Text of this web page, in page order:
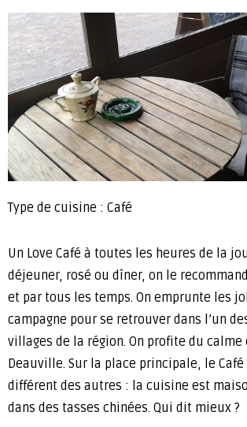
Type de cuisine : Café
Un Love Café à toutes les heures de la
déjeuner, rosé ou dîner, on le
et par tous les temps. On emprunte les
campagne pour se retrouver dans l’un
villages de la région. On profite du
Deauville. Sur la place principale, le Café
différent des autres : la cuisine est
dans des tasses chinées. Qui dit mieux ?